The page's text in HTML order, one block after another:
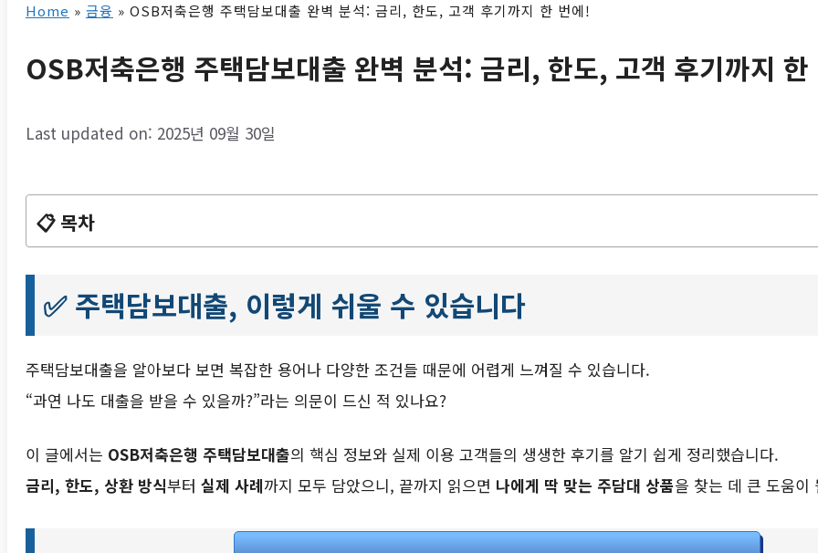
Home » 금융 » OSB저축은행 주택담보대출 완벽 분석: 금리, 한도, 고객 후기까지 한 번에!
OSB저축은행 주택담보대출 완벽 분석: 금리, 한도, 고객 후기까지
Last updated on: 2025년 09월 30일
📋 목차
✅ 주택담보대출, 이렇게 쉬울 수 있습니다
주택담보대출을 알아보다 보면 복잡한 용어나 다양한 조건들 때문에 어렵게 느껴질 수 있습니다.
“과연 나도 대출을 받을 수 있을까?”라는 의문이 드신 적 있나요?
이 글에서는 OSB저축은행 주택담보대출의 핵심 정보와 실제 이용 고객들의 생생한 후기를 알기 쉽게 정리했습니다.
금리, 한도, 상환 방식부터 실제 사례까지 모두 담았으니, 끝까지 읽으면 나에게 딱 맞는 주담대 상품을 찾는 데 큰 도움이